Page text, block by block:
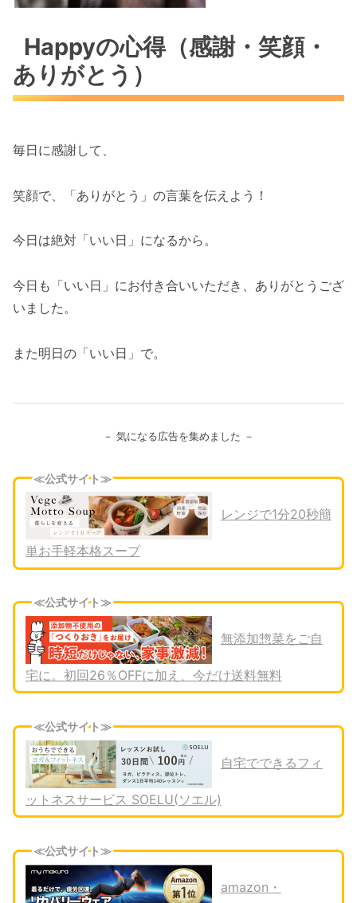
Happyの心得（感謝・笑顔・
ありがとう）
毎日に感謝して、
笑顔で、「ありがとう」の言葉を伝えよう！
今日は絶対「いい日」になるから。
今日も「いい日」にお付き合いいただき、ありがとうござ
いました。
また明日の「いい日」で。
－ 気になる広告を集めました －
≪公式サイト≫
レンジで1分20秒簡
単お手軽本格スープ
≪公式サイト≫
無添加惣菜をご自
宅に。初回26％OFFに加え、今だけ送料無料
≪公式サイト≫
自宅でできるフィ
ットネスサービス SOELU(ソエル)
≪公式サイト≫
amazon・